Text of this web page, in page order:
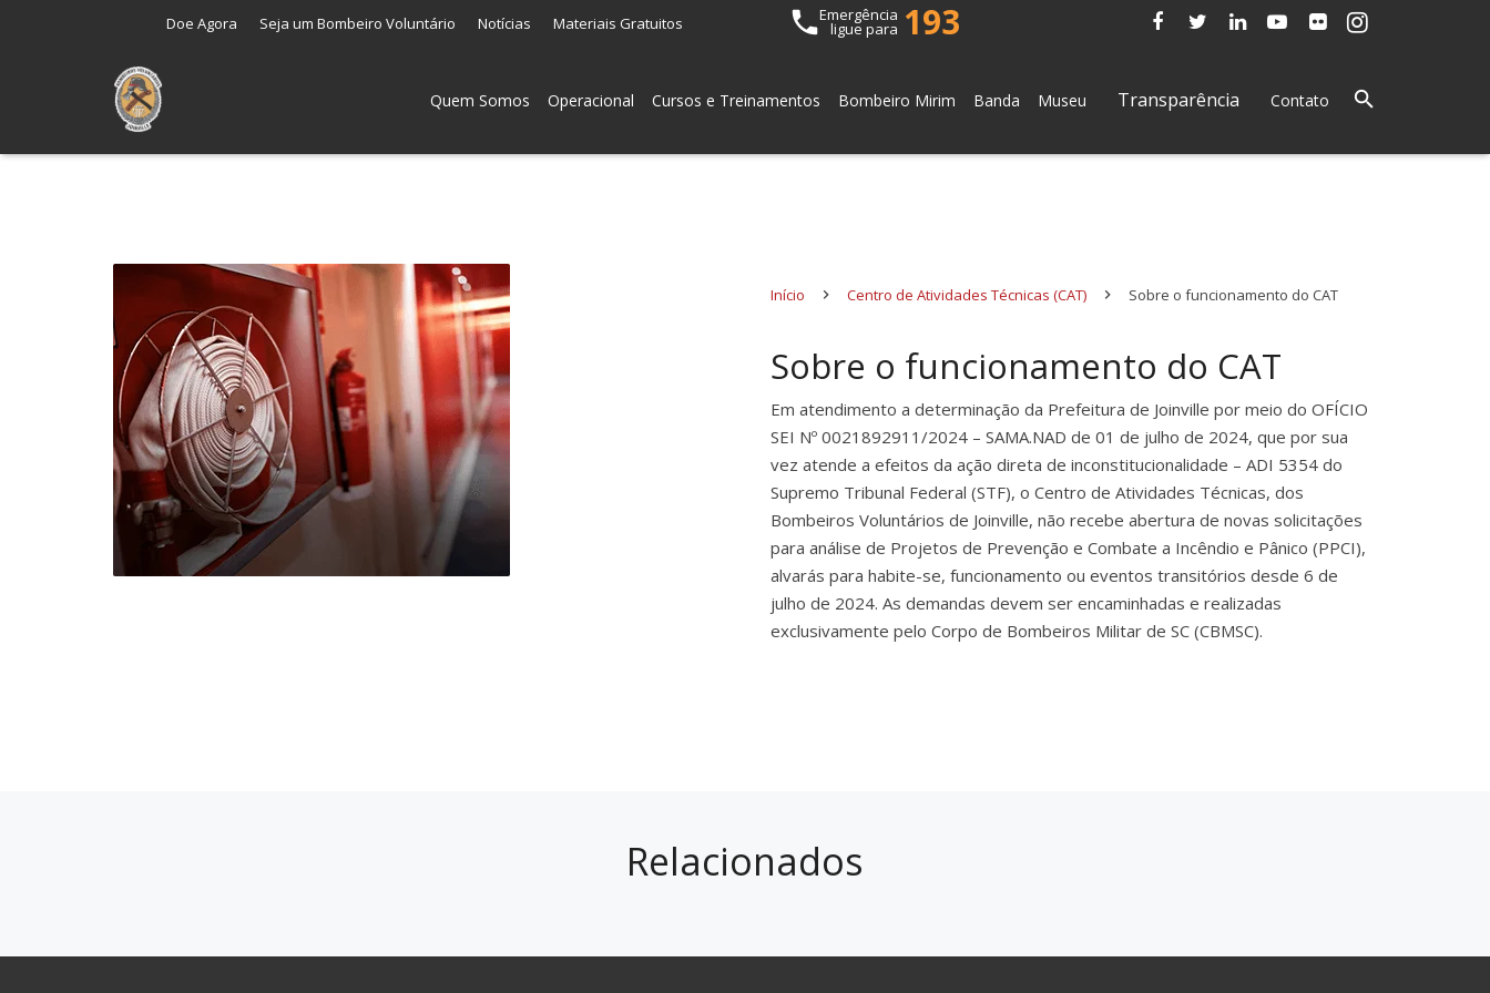
Doe Agora Seja um Bombeiro Voluntário Notícias Materiais Gratuitos phoneEmergência
ligue para 193
Quem Somos Operacional Cursos e Treinamentos Bombeiro Mirim Banda Museu Transparência Contato
Início Centro de Atividades Técnicas (CAT) Sobre o funcionamento do CAT
Sobre o funcionamento do CAT
Em atendimento a determinação da Prefeitura de Joinville por meio do OFÍCIO
SEI Nº 0021892911/2024 – SAMA.NAD de 01 de julho de 2024, que por sua
vez atende a efeitos da ação direta de inconstitucionalidade – ADI 5354 do
Supremo Tribunal Federal (STF), o Centro de Atividades Técnicas, dos
Bombeiros Voluntários de Joinville, não recebe abertura de novas solicitações
para análise de Projetos de Prevenção e Combate a Incêndio e Pânico (PPCI),
alvarás para habite-se, funcionamento ou eventos transitórios desde 6 de
julho de 2024. As demandas devem ser encaminhadas e realizadas
exclusivamente pelo Corpo de Bombeiros Militar de SC (CBMSC).
Relacionados